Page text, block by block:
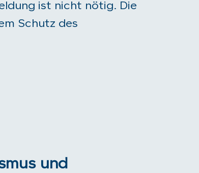
ist nicht nötig. Die
Schutz des
und